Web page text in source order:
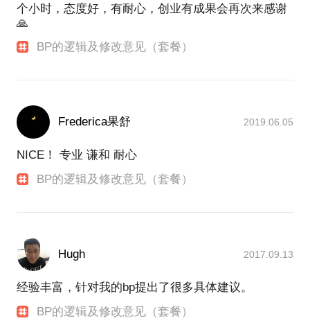
个小时，态度好，有耐心，创业有成果会再次来感谢
🙏
BP的逻辑及修改意见（套餐）
Frederica果舒 2019.06.05
NICE！ 专业 谦和 耐心
BP的逻辑及修改意见（套餐）
Hugh 2017.09.13
经验丰富，针对我的bp提出了很多具体建议。
BP的逻辑及修改意见（套餐）